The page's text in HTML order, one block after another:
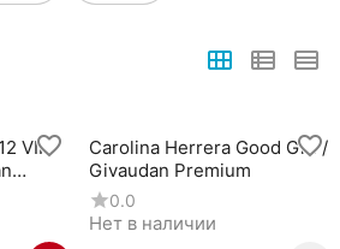
VIP
Carolina Herrera Good Girl /
Givaudan Premium
0.0
Нет в наличии